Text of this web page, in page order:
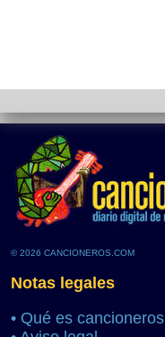
© 2026 CANCIONEROS.COM
Notas legales
• Qué es cancioneros